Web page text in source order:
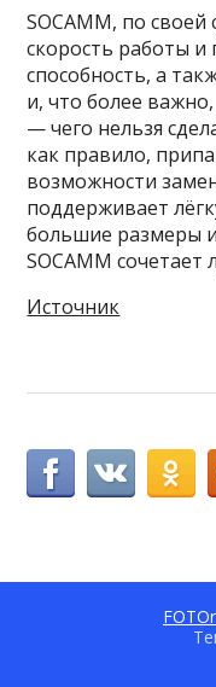
SOCAMM, по
скорость работы
способность, а
и, что более
— чего нельзя
как правило,
возможности
поддерживает
большие размеры
SOCAMM
Источник